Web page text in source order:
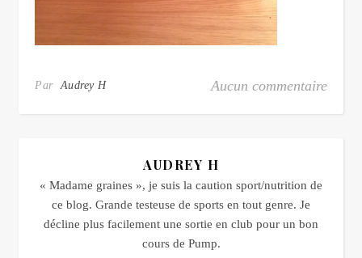
ParAudrey H Aucun commentaire
AUDREY H
« Madame graines », je suis la caution sport/nutrition de
ce blog. Grande testeuse de sports en tout genre. Je
décline plus facilement une sortie en club pour un bon
cours de Pump.